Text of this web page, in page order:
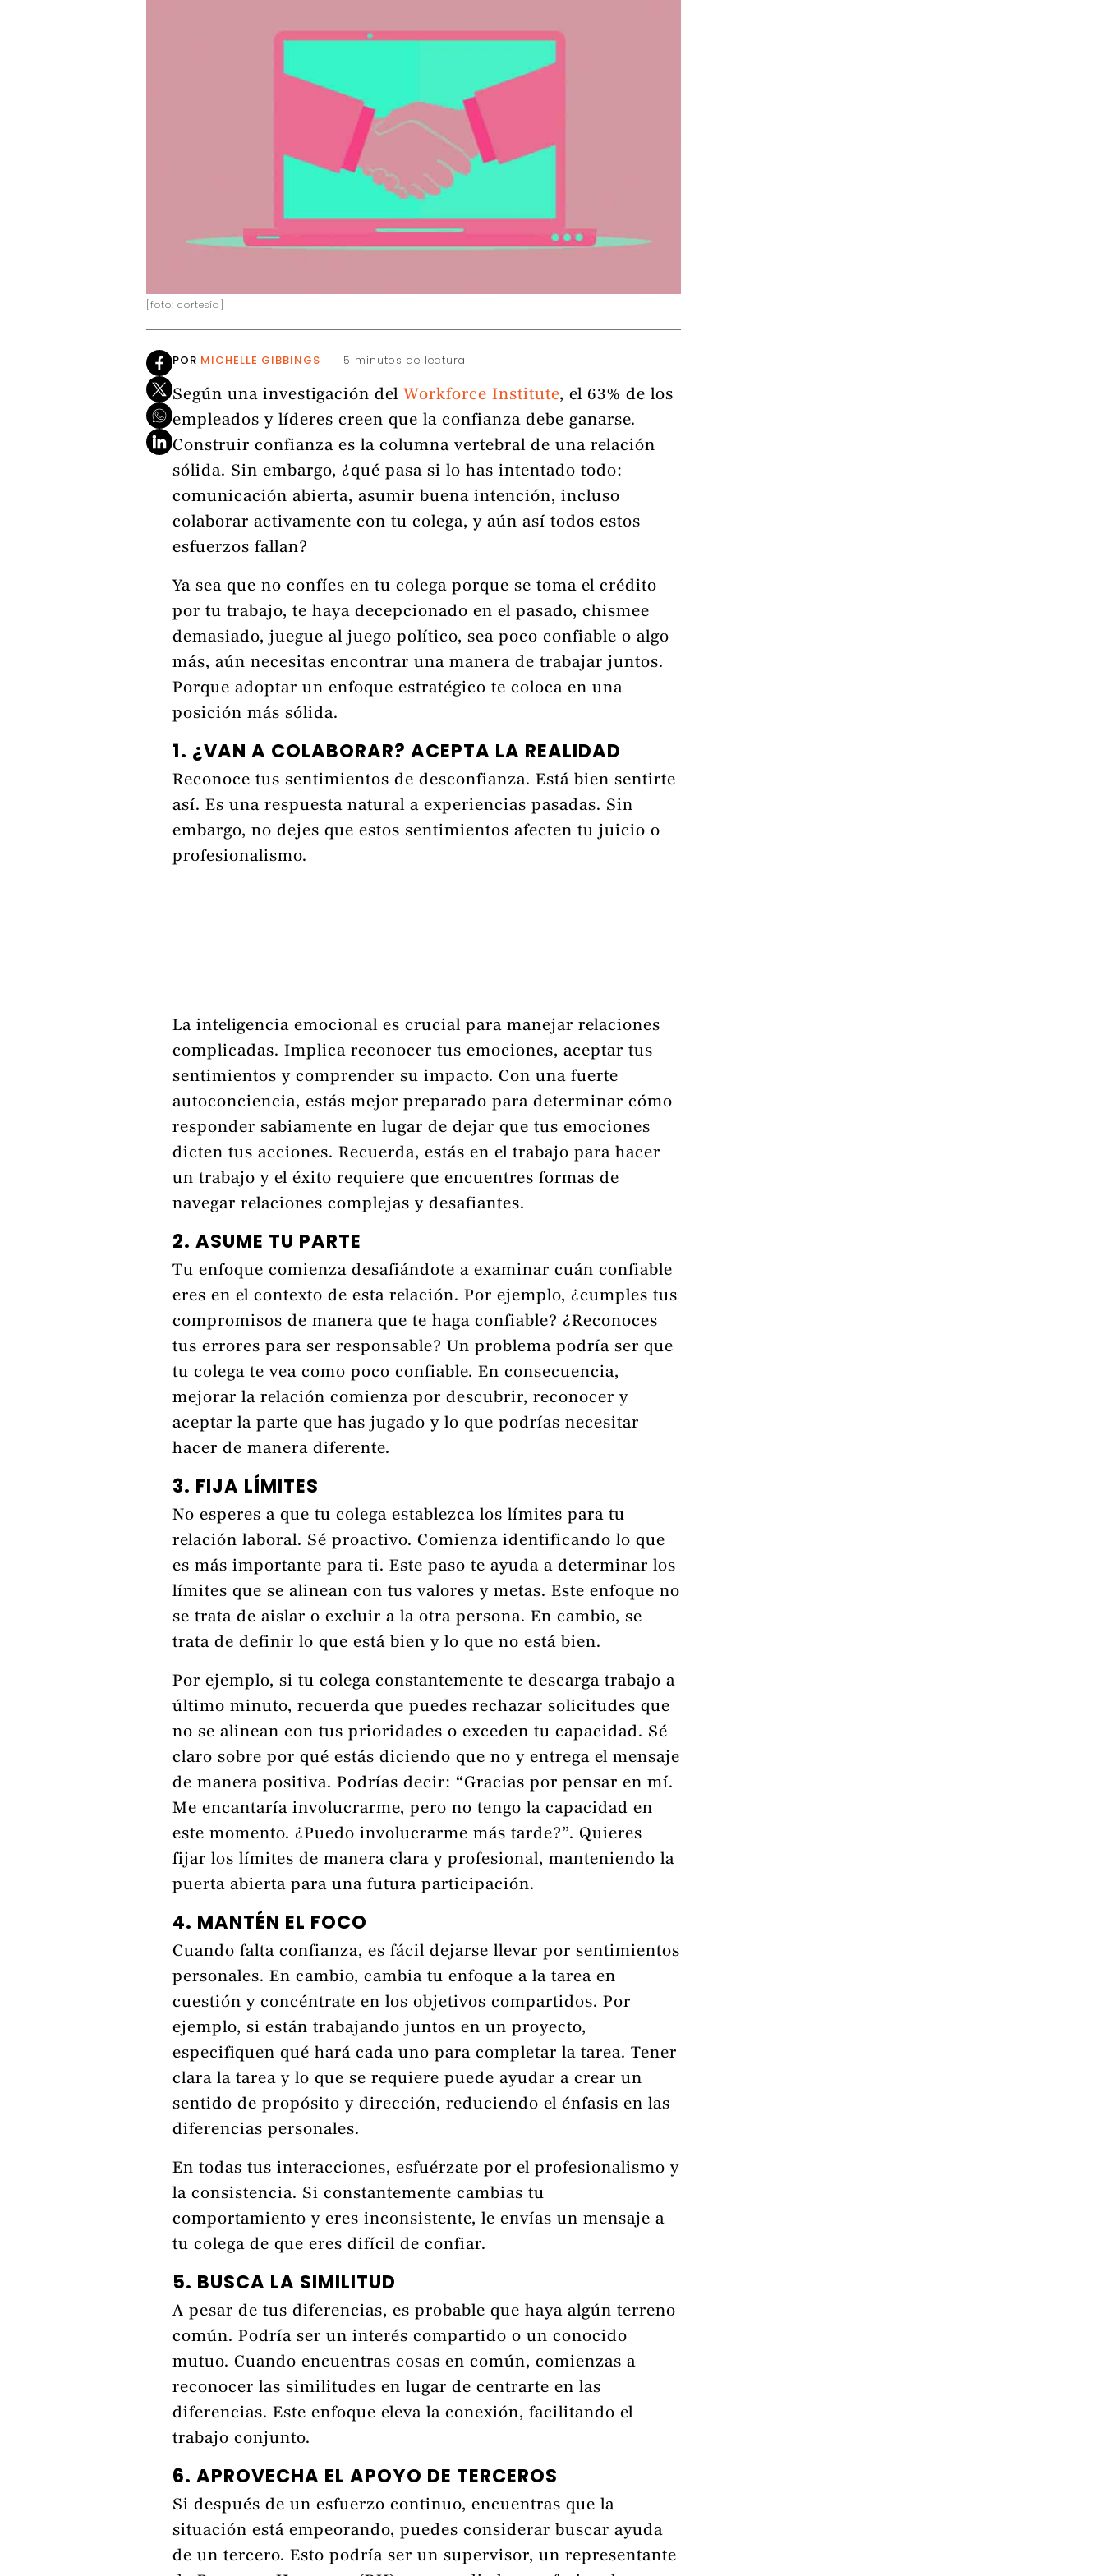
[foto: cortesía]
POR MICHELLE GIBBINGS 5 minutos de lectura
Según una investigación del Workforce Institute, el 63% de los
empleados y líderes creen que la confianza debe ganarse.
Construir confianza es la columna vertebral de una relación
sólida. Sin embargo, ¿qué pasa si lo has intentado todo:
comunicación abierta, asumir buena intención, incluso
colaborar activamente con tu colega, y aún así todos estos
esfuerzos fallan?
Ya sea que no confíes en tu colega porque se toma el crédito
por tu trabajo, te haya decepcionado en el pasado, chismee
demasiado, juegue al juego político, sea poco confiable o algo
más, aún necesitas encontrar una manera de trabajar juntos.
Porque adoptar un enfoque estratégico te coloca en una
posición más sólida.
1. ¿VAN A COLABORAR? ACEPTA LA REALIDAD
Reconoce tus sentimientos de desconfianza. Está bien sentirte
así. Es una respuesta natural a experiencias pasadas. Sin
embargo, no dejes que estos sentimientos afecten tu juicio o
profesionalismo.
La inteligencia emocional es crucial para manejar relaciones
complicadas. Implica reconocer tus emociones, aceptar tus
sentimientos y comprender su impacto. Con una fuerte
autoconciencia, estás mejor preparado para determinar cómo
responder sabiamente en lugar de dejar que tus emociones
dicten tus acciones. Recuerda, estás en el trabajo para hacer
un trabajo y el éxito requiere que encuentres formas de
navegar relaciones complejas y desafiantes.
2. ASUME TU PARTE
Tu enfoque comienza desafiándote a examinar cuán confiable
eres en el contexto de esta relación. Por ejemplo, ¿cumples tus
compromisos de manera que te haga confiable? ¿Reconoces
tus errores para ser responsable? Un problema podría ser que
tu colega te vea como poco confiable. En consecuencia,
mejorar la relación comienza por descubrir, reconocer y
aceptar la parte que has jugado y lo que podrías necesitar
hacer de manera diferente.
3. FIJA LÍMITES
No esperes a que tu colega establezca los límites para tu
relación laboral. Sé proactivo. Comienza identificando lo que
es más importante para ti. Este paso te ayuda a determinar los
límites que se alinean con tus valores y metas. Este enfoque no
se trata de aislar o excluir a la otra persona. En cambio, se
trata de definir lo que está bien y lo que no está bien.
Por ejemplo, si tu colega constantemente te descarga trabajo a
último minuto, recuerda que puedes rechazar solicitudes que
no se alinean con tus prioridades o exceden tu capacidad. Sé
claro sobre por qué estás diciendo que no y entrega el mensaje
de manera positiva. Podrías decir: “Gracias por pensar en mí.
Me encantaría involucrarme, pero no tengo la capacidad en
este momento. ¿Puedo involucrarme más tarde?”. Quieres
fijar los límites de manera clara y profesional, manteniendo la
puerta abierta para una futura participación.
4. MANTÉN EL FOCO
Cuando falta confianza, es fácil dejarse llevar por sentimientos
personales. En cambio, cambia tu enfoque a la tarea en
cuestión y concéntrate en los objetivos compartidos. Por
ejemplo, si están trabajando juntos en un proyecto,
especifiquen qué hará cada uno para completar la tarea. Tener
clara la tarea y lo que se requiere puede ayudar a crear un
sentido de propósito y dirección, reduciendo el énfasis en las
diferencias personales.
En todas tus interacciones, esfuérzate por el profesionalismo y
la consistencia. Si constantemente cambias tu
comportamiento y eres inconsistente, le envías un mensaje a
tu colega de que eres difícil de confiar.
5. BUSCA LA SIMILITUD
A pesar de tus diferencias, es probable que haya algún terreno
común. Podría ser un interés compartido o un conocido
mutuo. Cuando encuentras cosas en común, comienzas a
reconocer las similitudes en lugar de centrarte en las
diferencias. Este enfoque eleva la conexión, facilitando el
trabajo conjunto.
6. APROVECHA EL APOYO DE TERCEROS
Si después de un esfuerzo continuo, encuentras que la
situación está empeorando, puedes considerar buscar ayuda
de un tercero. Esto podría ser un supervisor, un representante